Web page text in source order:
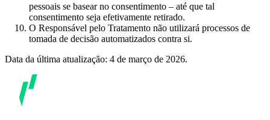
pessoais se basear no consentimento – até que tal
consentimento seja efetivamente retirado.
O Responsável pelo Tratamento não utilizará processos de
tomada de decisão automatizados contra si.
Data da última atualização: 4 de março de 2026.